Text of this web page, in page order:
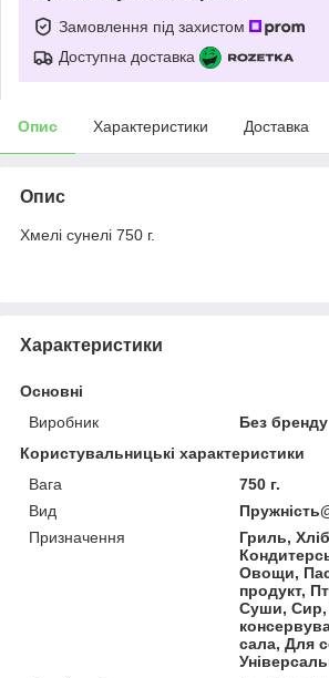
Замовлення під захистом
Доступна доставка
Опис Характеристики Доставка
Опис
Хмелі сунелі 750 г.
Характеристики
Основні
Виробник
Без бренду
Користувальницькі характеристики
Вага
750 г.
Вид
Призначення
Гриль,
Овощи,
продукт,
Суши, Сир,
сала, Для